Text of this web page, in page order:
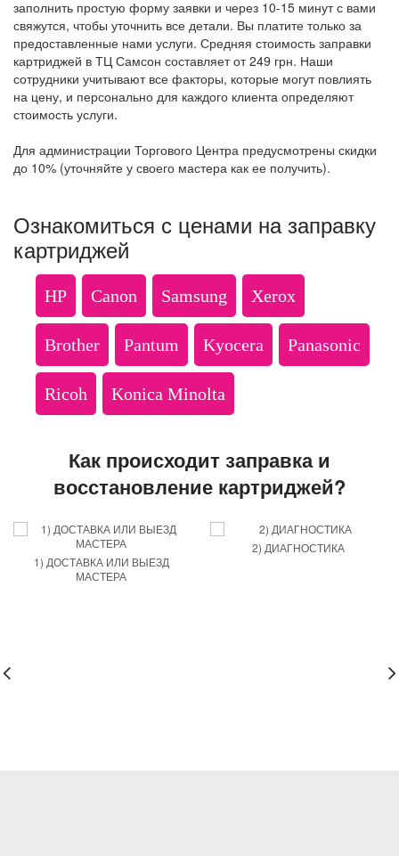
заполнить простую форму заявки и через 10-15 минут с вами
свяжутся, чтобы уточнить все детали. Вы платите только за
предоставленные нами услуги. Средняя стоимость заправки
картриджей в ТЦ Самсон составляет от 249 грн. Наши
сотрудники учитывают все факторы, которые могут повлиять
на цену, и персонально для каждого клиента определяют
стоимость услуги.
Для администрации Торгового Центра предусмотрены скидки
до 10% (уточняйте у своего мастера как ее получить).
Ознакомиться с ценами на заправку
картриджей
HP Canon Samsung Xerox
Brother Pantum Kyocera Panasonic
Ricoh Konica Minolta
Как происходит заправка и
восстановление картриджей?
1) ДОСТАВКА ИЛИ ВЫЕЗД
МАСТЕРА
2) ДИАГНОСТИКА